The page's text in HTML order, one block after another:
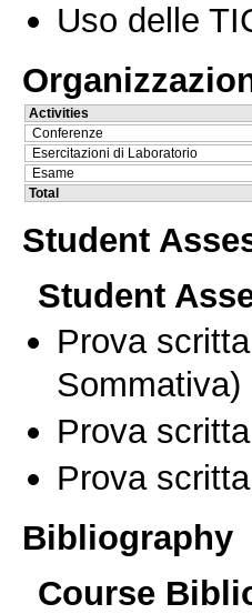
Uso delle
Activities
Conferenze
Esercitazioni di Laboratorio
Esame
Total
Student
Student
Prova
Sommativa)
Prova
Prova
Bibliography
Course